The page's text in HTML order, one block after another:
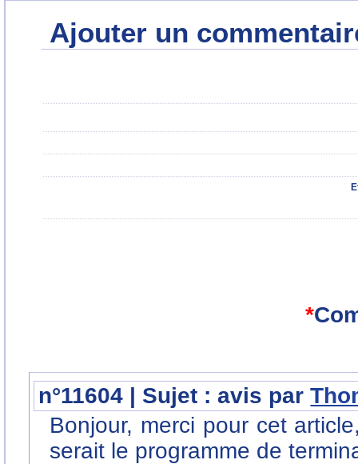
Ajouter un
*
n°11604 | Sujet : avis par
Bonjour, merci pour cet
serait le programme de